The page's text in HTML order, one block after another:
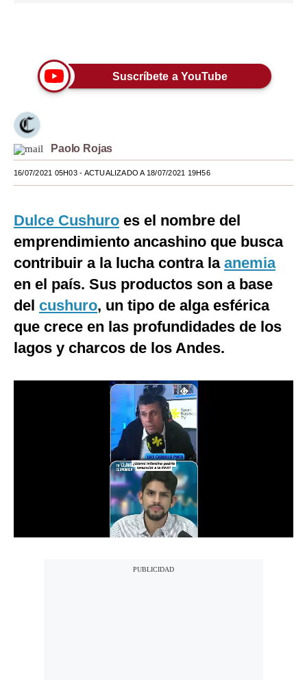
Viajes
Moda
Estilos
Mundo
EEUU
España
Internacional
Tecnología
Club del Suscriptor
Mix
G de Gestión
Suscríbete a YouTube
Paolo Rojas
16/07/2021 05H03- ACTUALIZADO A 18/07/2021 19H56
Dulce Cushuro es el nombre del
emprendimiento ancashino que busca
contribuir a la lucha contra la anemia
en el país. Sus productos son a base
del cushuro, un tipo de alga esférica
que crece en las profundidades de los
lagos y charcos de los Andes.